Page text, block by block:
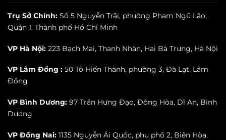
Trụ Sở Chính: Số 5 Nguyễn Trãi, phường Phạm Ngũ Lão,
Quận 1, Thành phố Hồ Chí Minh
VP Hà Nội: 223 Bạch Mai, Thanh Nhàn, Hai Bà Trưng, Hà Nội
VP Lâm Đồng : 50 Tô Hiến Thành, phường 3, Đà Lạt, Lâm
Đồng
VP Bình Dương: 97 Trần Hưng Đạo, Đông Hòa, Dĩ An, Bình
Dương
VP Đồng Nai: 1135 Nguyễn Ái Quốc, phu phố 2, Biên Hòa,